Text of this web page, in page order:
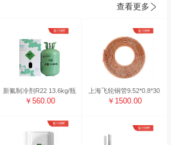
查看更多
新氟制冷剂R22 13.6kg/瓶
￥560.00
上海飞轮铜管9.52*0.8*30
￥1500.00